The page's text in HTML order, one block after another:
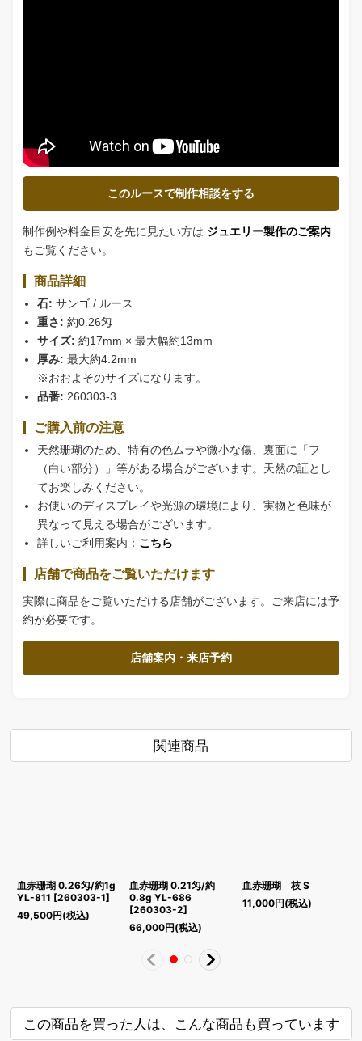
デザインや地金の種類により加工代は変わりますので、ご希望
のイメージがございましたらお気軽にご相談ください。
このルースで制作相談をする
制作例や料金目安を先に見たい方は ジュエリー製作のご案内
もご覧ください。
商品詳細
石: サンゴ / ルース
重さ: 約0.26匁
サイズ: 約17mm × 最大幅約13mm
厚み: 最大約4.2mm
※おおよそのサイズになります。
品番: 260303-3
ご購入前の注意
天然珊瑚のため、特有の色ムラや微小な傷、裏面に「フ
（白い部分）」等がある場合がございます。天然の証とし
てお楽しみください。
お使いのディスプレイや光源の環境により、実物と色味が
異なって見える場合がございます。
詳しいご利用案内： こちら
店舗で商品をご覧いただけます
実際に商品をご覧いただける店舗がございます。ご来店には予
約が必要です。
店舗案内・来店予約
関連商品
血赤珊瑚 0.26匁/約1g
YL-811 [260303-1]
49,500円(税込)
血赤珊瑚 0.21匁/約
0.8g YL-686
[260303-2]
66,000円(税込)
血赤珊瑚 枝 S
11,000円(税込)
この商品を買った人は、こんな商品も買っています